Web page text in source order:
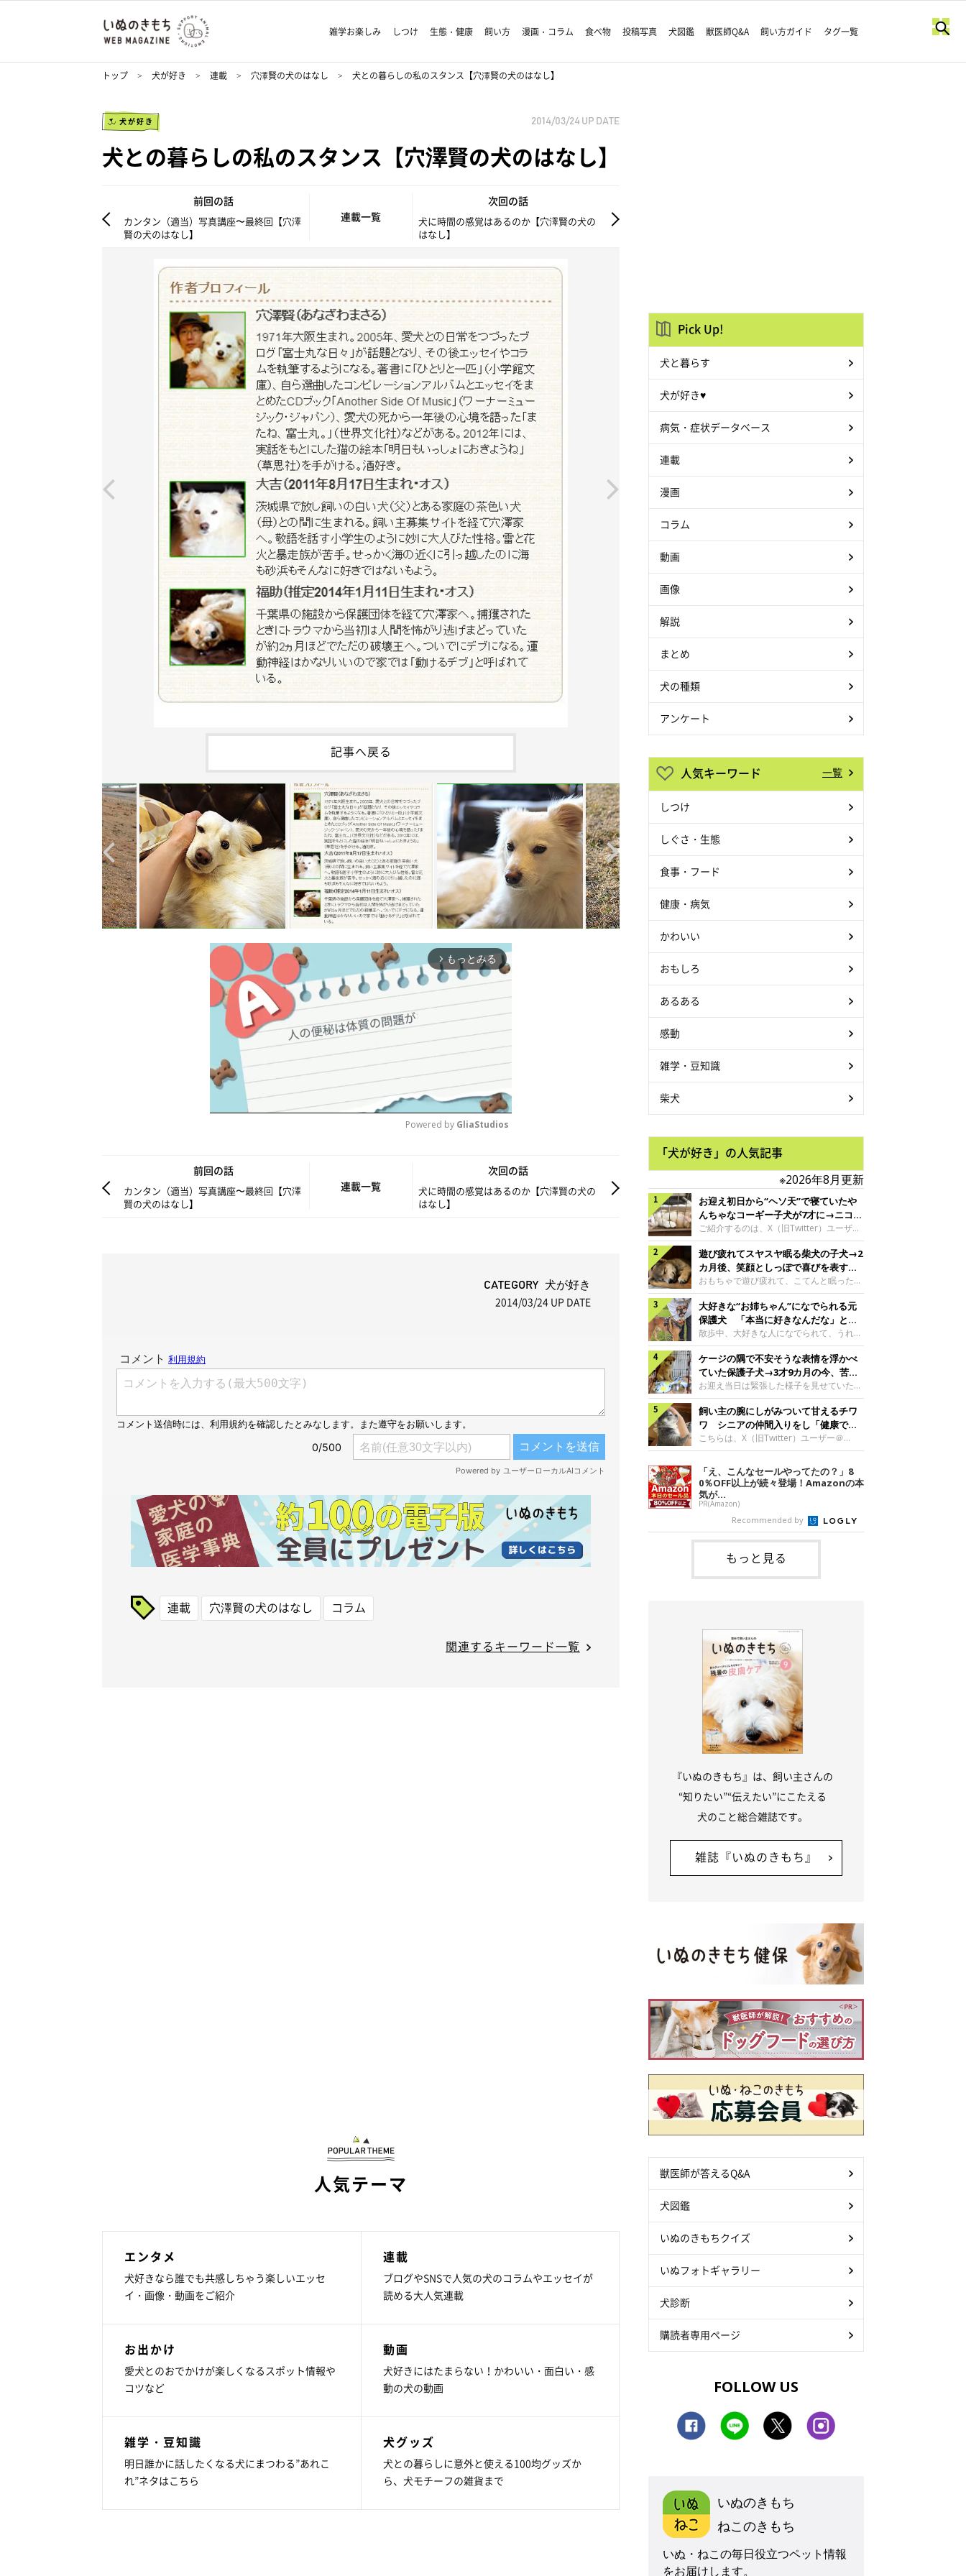
雑学お楽しみ しつけ 生態・健康 飼い方 漫画・コラム 食べ物 投稿写真 犬図鑑 獣医師Q&A 飼い方ガイド タグ一覧
トップ 犬が好き 連載 穴澤賢の犬のはなし 犬との暮らしの私のスタンス【穴澤賢の犬のはなし】
犬が好き 2014/03/24 UP DATE
犬との暮らしの私のスタンス【穴澤賢の犬のはなし】
前回の話
カンタン（適当）写真講座〜最終回【穴澤
賢の犬のはなし】
連載一覧
次回の話
犬に時間の感覚はあるのか【穴澤賢の犬の
はなし】
記事へ戻る
arrow_forward_ios もっとみる
u
Powered by GliaStudios
前回の話
カンタン（適当）写真講座〜最終回【穴澤
賢の犬のはなし】
連載一覧
次回の話
犬に時間の感覚はあるのか【穴澤賢の犬の
はなし】
CATEGORY 犬が好き
2014/03/24 UP DATE
連載 穴澤賢の犬のはなし コラム
関連するキーワード一覧
人気テーマ
エンタメ
犬好きなら誰でも共感しちゃう楽しいエッセ
イ・画像・動画をご紹介
連載
ブログやSNSで人気の犬のコラムやエッセイが
読める大人気連載
お出かけ
愛犬とのおでかけが楽しくなるスポット情報や
コツなど
動画
犬好きにはたまらない！かわいい・面白い・感
動の犬の動画
雑学・豆知識
明日誰かに話したくなる犬にまつわる”あれこ
れ”ネタはこちら
犬グッズ
犬との暮らしに意外と使える100均グッズか
ら、犬モチーフの雑貨まで
Pick Up!
犬と暮らす
犬が好き♥
病気・症状データベース
連載
漫画
コラム
動画
画像
解説
まとめ
犬の種類
アンケート
人気キーワード 一覧
しつけ
しぐさ・生態
食事・フード
健康・病気
かわいい
おもしろ
あるある
感動
雑学・豆知識
柴犬
「犬が好き」の人気記事
※2026年8月更新
お迎え初日から“ヘソ天”で寝ていたや
んちゃなコーギー子犬が7才に→ニコニ
コ“コーギースマイル”が魅力のコに成
長！
ご紹介するのは、X（旧Twitter）ユーザー
＠Kus1oKg2vsgdWS2さんの愛犬でウェル
シュ・コーギー・ペンブロークの神楽ちゃ
ん。今年の8月で7才になるという神楽ちゃ
んですが、いったいどんな子犬時代を過ご
したのでしょうか。今回は、神楽ちゃんの
成長を飼い主さんと振り返ります！神楽ち
ゃんの成長について聞いた！お迎えから数
日後の神楽ちゃん（撮影時生後2カ月）＠
Kus1oKg2vsgdWS2――お迎え当初の神楽
ちゃんの様子について教えてください。飼
い主さん： 「お迎え当日から“ヘソ天”で寝
るようなコでし
遊び疲れてスヤスヤ眠る柴犬の子犬→2
カ月後、笑顔としっぽで喜びを表すコ
に成長！
おもちゃで遊び疲れて、こてんと眠った子
犬。あれから2カ月、表情や行動にさまざ
まな変化が見られるようになりました。遊
び疲れて眠る生後2カ月のなっちゃん遊び
疲れた様子のなっちゃん。@Pkndg_紹介
するのは、X（旧Twitter）ユーザー
@Pkndg_さんの愛犬・なっちゃん（取材
時、生後4カ月／柴犬）。こちらの写真
は、なっちゃんが生後2カ月のころに撮影
された一枚です。この日、なっちゃんは家
族と一緒におもちゃで遊んでいました。た
くさん遊んで疲れたのか、その後は眠り始
めたそうです。眠るなっちゃん。
@Pkndg_
大好きな“お姉ちゃん”になでられる元
保護犬 「本当に好きなんだな」と感
じる表情にほっこり
散歩中、大好きな人になでられて、うれし
そうな表情を見せる元保護犬。甘えるよう
な姿に、見ているこちらまでほっこりしま
す。大好きな“お姉ちゃん”に甘える小次郎
くん妹さんになでてもらい、うれしそうな
表情を見せる小次郎くん（2026年6月撮
影）。@mika_Jimmy紹介するのは、X（旧
Twitter）ユーザー@mika_Jimmyさんの愛
犬・小次郎くん（撮影時5才）。こちら
は、飼い主さんの妹さんと一緒に散歩をし
日、飼い主さんは実家から自宅へ帰る途
中、妹さんと公園で待ち合わせ
ケージの隅で不安そうな表情を浮かべ
ていた保護子犬→3才9カ月の今、苦手
を克服し頼もしいコに成長！
お迎え当日は緊張した様子を見せていた元
野犬の保護子犬。あれから約3年半、苦手
だったことを一つひとつ克服し、家族に寄
り添う姿を見せています。お迎え当日、ケ
ージの隅で不安そうにお迎え当日のシルビ
アちゃん。@nemonemotos今回紹介する
@nemonemotosさんの愛犬・シルビアち
ゃん（撮影当時、生後推定2カ月）。飼い
主さんが「#最初に撮った一枚」として投
稿した写真には、ケージの隅で不安そうな
表情を浮かべるシルビアちゃんの姿が写っ
ていました。こちらは、保護犬だったシル
飼い主の腕にしがみついて甘えるチワ
ワ シニアの仲間入りをし「健康で穏
やかな暮らしが続いてほしい」と願う
こちらは、X（旧Twitter）ユーザー＠
kotubusuke617さんが投稿した写真。写
っているのは、愛犬でチワワのつぶしゃん
（本名：こつぶちゃん）です。飼い主さん
の腕にしがみつくつぶしゃん（撮影時6
才）＠kotubusuke617撮影当時の状況に
ついて伺うと、飼い主さんはこう教えてく
れました。飼い主さん： 「ある休日のこ
とです。私がソファに座った途端にひざの
上にのってきたので、そのままなでながら
テレビを見ていたのですが、微動だにしな
いので気になって見てみると、腕にしがみ
「え、こんなセールやってたの？」8
0％OFF以上が続々登場！Amazonの本
気が...
PR(Amazon)
Recommended by
もっと見る
『いぬのきもち』は、飼い主さんの
“知りたい”“伝えたい”にこたえる
犬のこと総合雑誌です。
雑誌『いぬのきもち』
獣医師が答えるQ&A
犬図鑑
いぬのきもちクイズ
いぬフォトギャラリー
犬診断
購読者専用ページ
FOLLOW US
いぬのきもち
ねこのきもち
いぬ・ねこの毎日役立つペット情報
をお届けします。